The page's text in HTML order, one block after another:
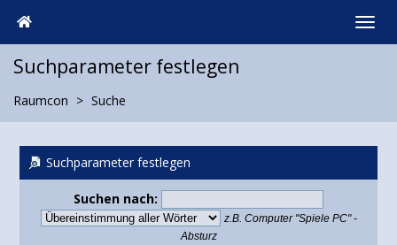
Suchparameter festlegen
Raumcon Suche
Suchparameter festlegen
Suchen nach:
z.B. Computer "Spiele PC" -
Absturz